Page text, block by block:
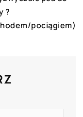
?
pociągiem)